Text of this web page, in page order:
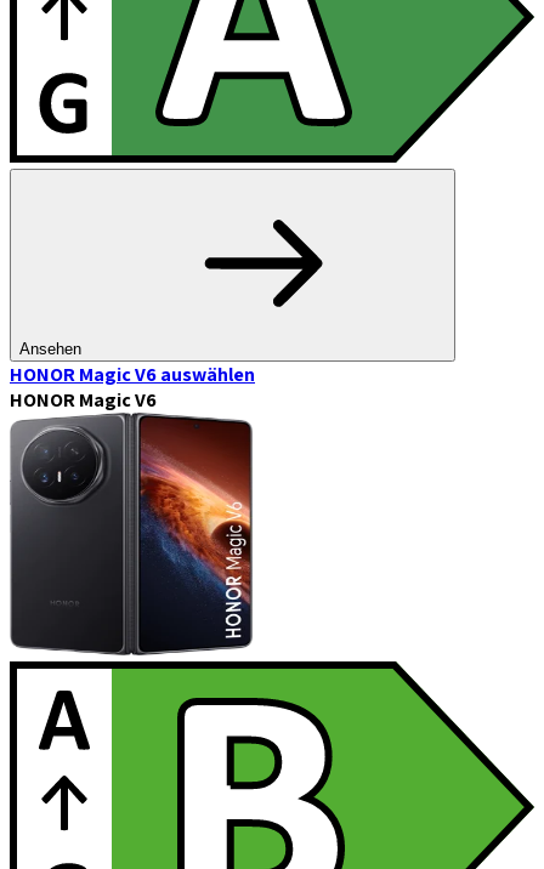
Ansehen
HONOR Magic V6auswählen
HONOR Magic V6